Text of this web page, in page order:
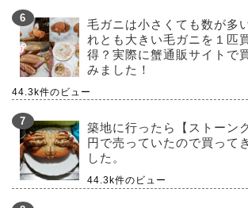
毛ガニは小さくても数が多
れとも大きい毛ガニを１匹
得？実際に蟹通販サイトで
みました！
44.3k件のビュー
築地に行ったら【ストーン
円で売っていたので買って
した。
44.3k件のビュー